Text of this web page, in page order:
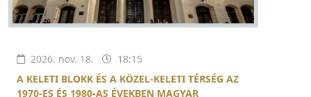
2026. nov. 18.
18:15
A KELETI BLOKK ÉS A KÖZEL-KELETI TÉRSÉG AZ
1970-ES ÉS 1980-AS ÉVEKBEN MAGYAR